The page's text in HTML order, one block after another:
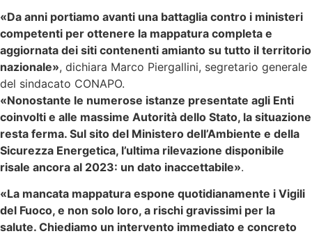
«Da anni portiamo avanti una battaglia contro i ministeri
competenti per ottenere la mappatura completa e
aggiornata dei siti contenenti amianto su tutto il territorio
nazionale», dichiara Marco Piergallini, segretario generale
del sindacato CONAPO.
«Nonostante le numerose istanze presentate agli Enti
coinvolti e alle massime Autorità dello Stato, la situazione
resta ferma. Sul sito del Ministero dell’Ambiente e della
Sicurezza Energetica, l’ultima rilevazione disponibile
risale ancora al 2023: un dato inaccettabile».
«La mancata mappatura espone quotidianamente i Vigili
del Fuoco, e non solo loro, a rischi gravissimi per la
salute. Chiediamo un intervento immediato e concreto